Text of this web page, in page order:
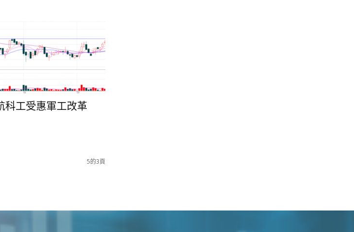
科工受惠軍工改革
5的3頁